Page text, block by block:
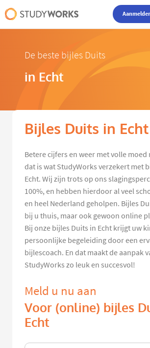
De beste bijles Duits
in Echt
Bijles Duits in Echt
Betere cijfers en weer met volle moed
dat is wat StudyWorks verzekert met
Echt. Wij zijn trots op ons
100%, en hebben hierdoor al veel
en heel Nederland geholpen. Bijles
bij u thuis, maar ook gewoon online
Bij onze bijles Duits in Echt krijgt uw
persoonlijke begeleiding door een
bijlescoach. En dat maakt de aanpak
StudyWorks zo leuk en succesvol!
Meld u nu aan
Voor (online) bijles
Echt